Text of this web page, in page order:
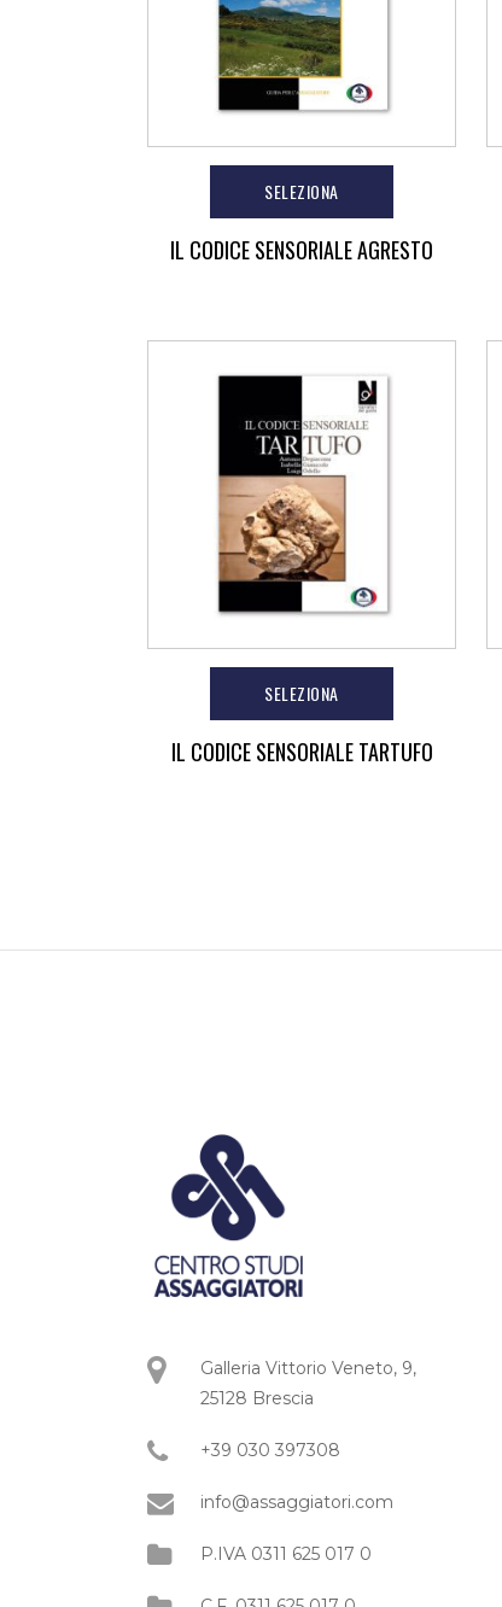
SELEZIONA
IL CODICE SENSORIALE AGRESTO
SELEZIONA
IL CODICE SENSORIALE TARTUFO
Galleria Vittorio Veneto, 9,
25128 Brescia
+39 030 397308
info@assaggiatori.com
P.IVA 0311 625 017 0